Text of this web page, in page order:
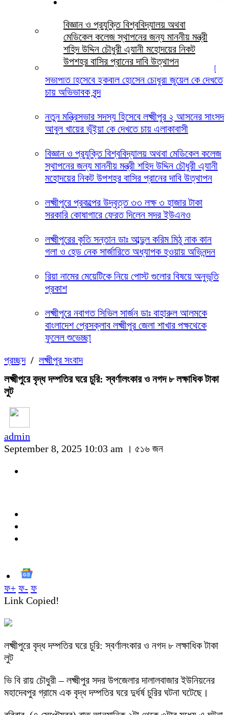
বিজ্ঞান ও প্রযুক্তি বিশ্ববিদ্যালয় অথবা
মেডিকেল কলেজ স্থাপনের জন্য মাননীয় মন্ত্রী
শহিদ উদ্দিন চৌধুরী এ্যানী মহোদয়ের নিকট
উপশহর বাসির প্রানের দাবি উত্থাপন
রহমান পবিত্র ওমরাহ পালনে সৌদি আরব গমন
লক্ষ্মীপুরে জুলাই গণঅভ্যুত্থান দিবস ২০২৬ উপলক্ষ্যে
স্মৃতিস্তম্ভে জেলা পুলিশের পুষ্পস্তবক অর্পণ
লক্ষ্মীপুরের দালাল বাজার ডিগ্রি কলেজ পরিচালনা পর্ষদের
সভাপতি হিসেবে ইকবাল হোসেন চৌধুরী জুয়েল কে দেখতে
চায় অভিভাবক বৃন্দ
নতুন মন্ত্রিসভার সদস্য হিসেবে লক্ষ্মীপুর ২ আসনের সাংসদ
আবুল খায়ের ভূঁইয়া কে দেখতে চায় এলাকাবাসী
বিজ্ঞান ও প্রযুক্তি বিশ্ববিদ্যালয় অথবা মেডিকেল কলেজ
স্থাপনের জন্য মাননীয় মন্ত্রী শহিদ উদ্দিন চৌধুরী এ্যানী
মহোদয়ের নিকট উপশহর বাসির প্রানের দাবি উত্থাপন
লক্ষ্মীপুরে প্রকল্পের উদ্বৃত্ত ৩৩ লক্ষ ৩ হাজার টাকা
সরকারি কোষাগারে ফেরত দিলেন সদর ইউএনও
লক্ষ্মীপুরের কৃতি সন্তান ডাঃ আব্দুল করিম মিঠু নাক কান
গলা ও হেড নেক সার্জারিতে অধ্যাপক হওয়ায় অভিনন্দন
রিয়া নামের মেয়েটিকে নিয়ে পোস্ট গুলোর বিষয়ে অনুভূতি
প্রকাশ
লক্ষ্মীপুরে নবাগত সিভিল সার্জন ডাঃ বাহারুল আলমকে
বাংলাদেশ প্রেসক্লাব লক্ষ্মীপুর জেলা শাখার পক্ষথেকে
ফুলেল শুভেচ্ছা
প্রচ্ছদ/ লক্ষ্মীপুর সংবাদ
লক্ষ্মীপুরে বৃদ্ধ দম্পতির ঘরে চুরি: স্বর্ণালংকার ও নগদ ৮ লক্ষাধিক টাকা
লুট
admin
September 8, 2025 10:03 am । ৫১৬ জন
ফ+ ফ- ফ
Link Copied!
লক্ষ্মীপুরে বৃদ্ধ দম্পতির ঘরে চুরি: স্বর্ণালংকার ও নগদ ৮ লক্ষাধিক টাকা
লুট
ভি বি রায় চৌধুরী – লক্ষ্মীপুর সদর উপজেলার দালালবাজার ইউনিয়নের
মহাদেবপুর গ্রামে এক বৃদ্ধ দম্পতির ঘরে দুর্ধর্ষ চুরির ঘটনা ঘটেছে।